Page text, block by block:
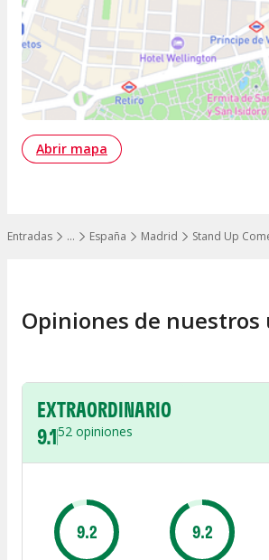
…
Mostrar todos los niveles
Entradas España Madrid Stand Up
Abrir mapa
Opiniones de nuestros
EXTRAORDINARIO
9.152 opiniones
9.2 9.2